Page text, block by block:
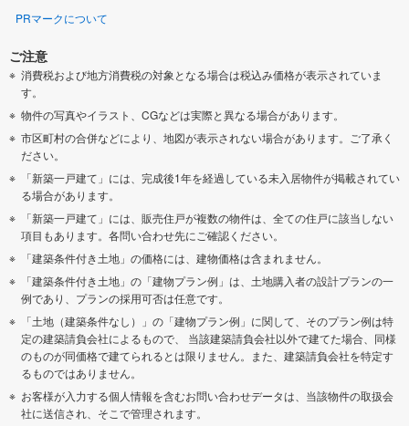
PRマークについて
ご注意
消費税および地方消費税の対象となる場合は税込み価格が表示されていま
す。
物件の写真やイラスト、CGなどは実際と異なる場合があります。
市区町村の合併などにより、地図が表示されない場合があります。ご了承く
ださい。
「新築一戸建て」には、完成後1年を経過している未入居物件が掲載されてい
る場合があります。
「新築一戸建て」には、販売住戸が複数の物件は、全ての住戸に該当しない
項目もあります。各問い合わせ先にご確認ください。
「建築条件付き土地」の価格には、建物価格は含まれません。
「建築条件付き土地」の「建物プラン例」は、土地購入者の設計プランの一
例であり、プランの採用可否は任意です。
「土地（建築条件なし）」の「建物プラン例」に関して、そのプラン例は特
定の建築請負会社によるもので、 当該建築請負会社以外で建てた場合、同様
のものが同価格で建てられるとは限りません。また、建築請負会社を特定す
るものではありません。
お客様が入力する個人情報を含むお問い合わせデータは、当該物件の取扱会
社に送信され、そこで管理されます。